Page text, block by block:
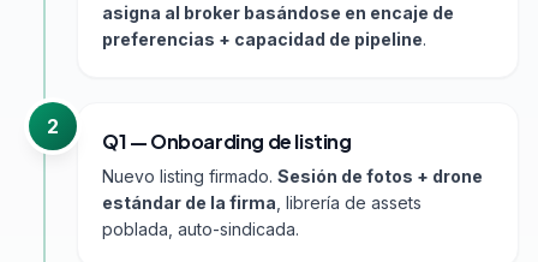
asigna al broker basándose en encaje de
preferencias + capacidad de pipeline.
2
Q1 — Onboarding de listing
Nuevo listing firmado. Sesión de fotos + drone
estándar de la firma , librería de assets
poblada, auto-sindicada.